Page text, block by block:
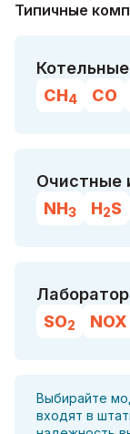
Типичные
Котельные
CH4 CO
Очистные
NH3 H2S
SO2 NOX
Выбирайте
входят в